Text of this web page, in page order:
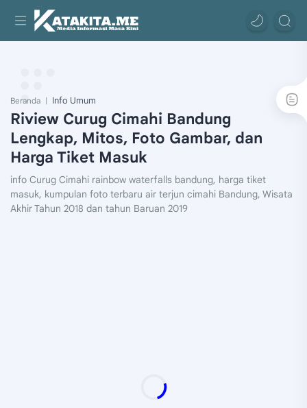
Beranda Info Umum
Riview Curug Cimahi Bandung
Lengkap, Mitos, Foto Gambar, dan
Harga Tiket Masuk
info Curug Cimahi rainbow waterfalls bandung, harga tiket
masuk, kumpulan foto terbaru air terjun cimahi Bandung, Wisata
Akhir Tahun 2018 dan tahun Baruan 2019